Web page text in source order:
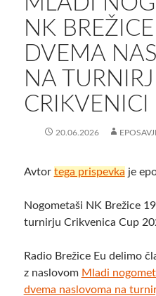
NK
DVEMA
NA
CRIKVENICI
20.06.2026
Avtor tega prispevka je
Nogometaši NK Brežice
turnirju Crikvenica Cup
Radio Brežice Eu delimo
z naslovom Mladi
dvema naslovoma na